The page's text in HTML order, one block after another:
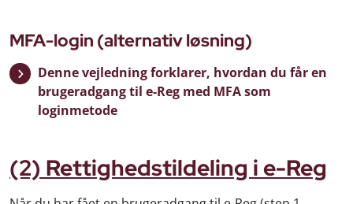
MFA-login (alternativ løsning)
Denne vejledning forklarer, hvordan du får en
brugeradgang til e-Reg med MFA som
loginmetode
(2) Rettighedstildeling i e-Reg